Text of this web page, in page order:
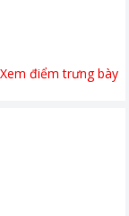
Xem điểm trưng bày